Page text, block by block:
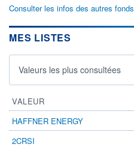
Consulter les infos des autres fonds
MES LISTES
Valeurs les plus consultées
VALEUR
HAFFNER ENERGY
2CRSI